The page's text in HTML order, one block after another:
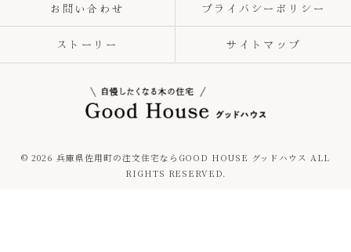
お問い合わせ プライバシーポリシー
ストーリー サイトマップ
© 2026 兵庫県佐用町の注文住宅ならGOOD HOUSE グッドハウス ALL
RIGHTS RESERVED.